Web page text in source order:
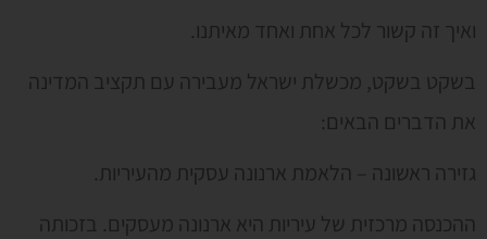
ואיך זה קשור לכל אחת ואחד מאיתנו.
בשקט בשקט, מכשלת ישראל מעבירה עם תקציב המדינה
את הדברים הבאים:
גזירה ראשונה – הלאמת ארנונה עסקית מהעיריות.
ההכנסה מרכזית של עיריות היא ארנונה מעסקים. בזכותה